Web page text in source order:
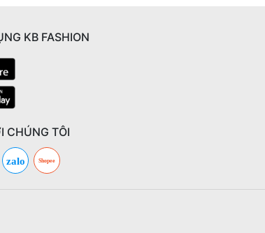
KB FASHION
CHÚNG TÔI
zalo Shopee